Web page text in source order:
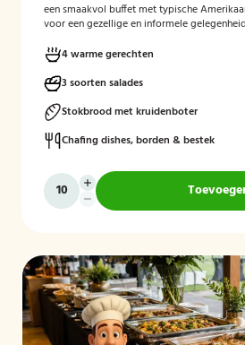
een smaakvol buffet met typische
voor een gezellige en informele
4 warme gerechten
3 soorten salades
Stokbrood met kruidenboter
Chafing dishes, borden & bestek